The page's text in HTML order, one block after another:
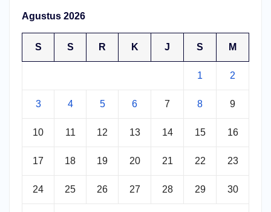
Agustus 2026
S S R K J S M
1 2
3 4 5 6 7 8 9
10 11 12 13 14 15 16
17 18 19 20 21 22 23
24 25 26 27 28 29 30